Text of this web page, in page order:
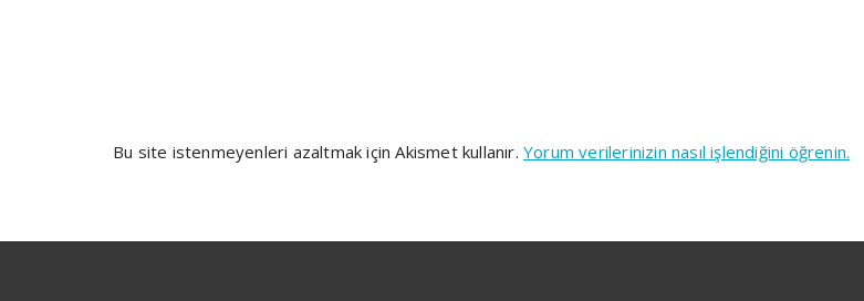
Bu site istenmeyenleri azaltmak için Akismet kullanır.Yorum verilerinizin nasıl işlendiğini öğrenin.